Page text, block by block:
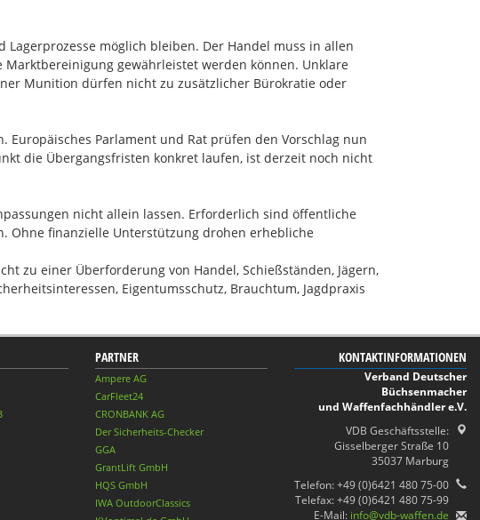
möglich bleiben. Der Handel muss in allen
gewährleistet werden können. Unklare
Munition dürfen nicht zu zusätzlicher Bürokratie oder
Europäisches Parlament und Rat prüfen den Vorschlag nun
die Übergangsfristen konkret laufen, ist derzeit noch nicht
nicht allein lassen. Erforderlich sind öffentliche
Ohne finanzielle Unterstützung drohen erhebliche
zu einer Überforderung von Handel, Schießständen, Jägern,
Eigentumsschutz, Brauchtum, Jagdpraxis
PARTNER
Ampere AG
CarFleet24
CRONBANK AG
Der Sicherheits-Checker
GGA
GrantLift GmbH
HQS GmbH
IWA OutdoorClassics
KONTAKTINFORMATIONEN
Verband Deutscher
Büchsenmacher
und Waffenfachhändler e.V.
VDB Geschäftsstelle:
Gisselberger Straße 10
35037 Marburg
Telefon: +49 (0)6421 480 75-00
Telefax: +49 (0)6421 480 75-99
E-Mail: info@vdb-waffen.de